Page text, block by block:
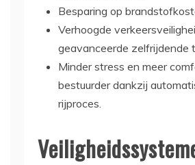
Besparing op
Verhoogde
geavanceerde zelfrijdende
Minder stress en meer
bestuurder dankzij
rijproces.